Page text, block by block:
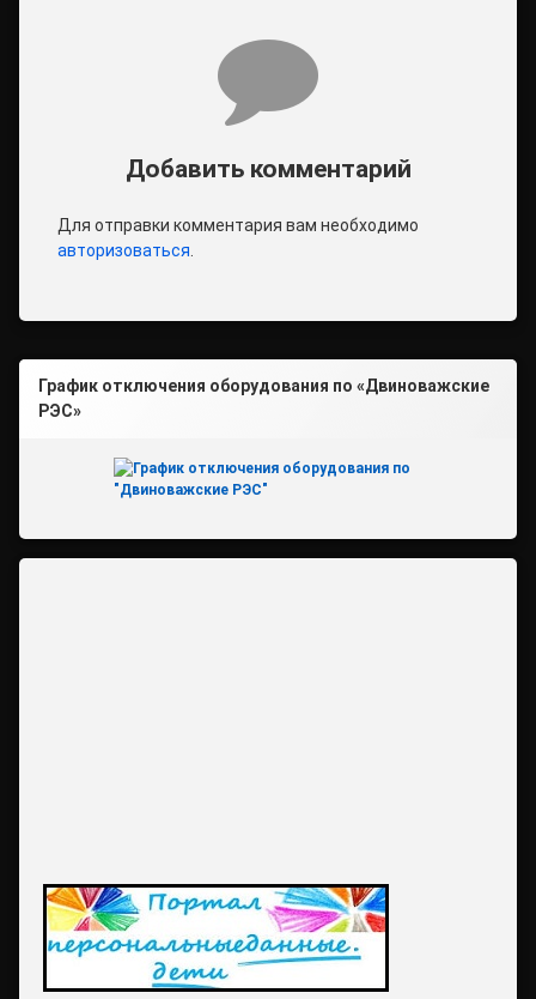
Добавить комментарий
Для отправки комментария вам необходимо
авторизоваться
График отключения оборудования по «Двиноважские
РЭС»